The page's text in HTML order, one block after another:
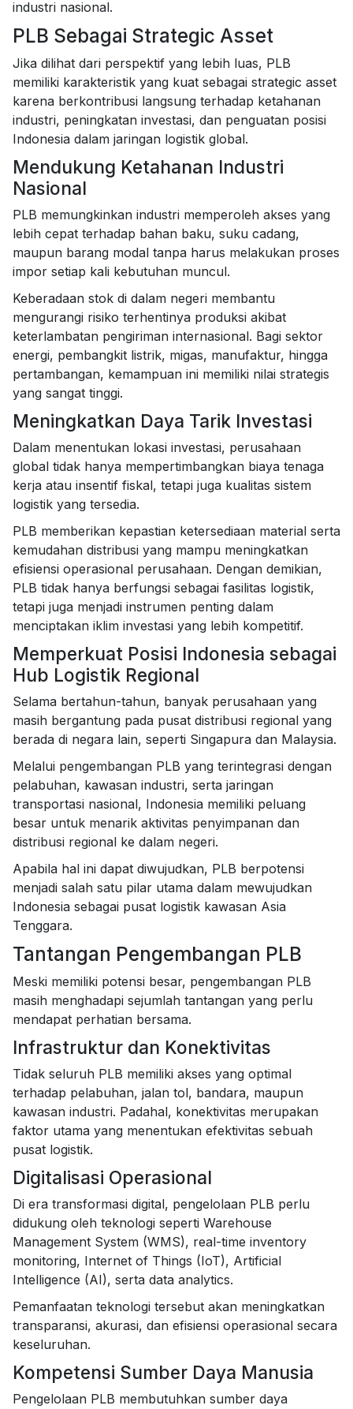
industri nasional.
PLB Sebagai Strategic Asset
Jika dilihat dari perspektif yang lebih luas, PLB
memiliki karakteristik yang kuat sebagai strategic asset
karena berkontribusi langsung terhadap ketahanan
industri, peningkatan investasi, dan penguatan posisi
Indonesia dalam jaringan logistik global.
Mendukung Ketahanan Industri
Nasional
PLB memungkinkan industri memperoleh akses yang
lebih cepat terhadap bahan baku, suku cadang,
maupun barang modal tanpa harus melakukan proses
impor setiap kali kebutuhan muncul.
Keberadaan stok di dalam negeri membantu
mengurangi risiko terhentinya produksi akibat
keterlambatan pengiriman internasional. Bagi sektor
energi, pembangkit listrik, migas, manufaktur, hingga
pertambangan, kemampuan ini memiliki nilai strategis
yang sangat tinggi.
Meningkatkan Daya Tarik Investasi
Dalam menentukan lokasi investasi, perusahaan
global tidak hanya mempertimbangkan biaya tenaga
kerja atau insentif fiskal, tetapi juga kualitas sistem
logistik yang tersedia.
PLB memberikan kepastian ketersediaan material serta
kemudahan distribusi yang mampu meningkatkan
efisiensi operasional perusahaan. Dengan demikian,
PLB tidak hanya berfungsi sebagai fasilitas logistik,
tetapi juga menjadi instrumen penting dalam
menciptakan iklim investasi yang lebih kompetitif.
Memperkuat Posisi Indonesia sebagai
Hub Logistik Regional
Selama bertahun-tahun, banyak perusahaan yang
masih bergantung pada pusat distribusi regional yang
berada di negara lain, seperti Singapura dan Malaysia.
Melalui pengembangan PLB yang terintegrasi dengan
pelabuhan, kawasan industri, serta jaringan
transportasi nasional, Indonesia memiliki peluang
besar untuk menarik aktivitas penyimpanan dan
distribusi regional ke dalam negeri.
Apabila hal ini dapat diwujudkan, PLB berpotensi
menjadi salah satu pilar utama dalam mewujudkan
Indonesia sebagai pusat logistik kawasan Asia
Tenggara.
Tantangan Pengembangan PLB
Meski memiliki potensi besar, pengembangan PLB
masih menghadapi sejumlah tantangan yang perlu
mendapat perhatian bersama.
Infrastruktur dan Konektivitas
Tidak seluruh PLB memiliki akses yang optimal
terhadap pelabuhan, jalan tol, bandara, maupun
kawasan industri. Padahal, konektivitas merupakan
faktor utama yang menentukan efektivitas sebuah
pusat logistik.
Digitalisasi Operasional
Di era transformasi digital, pengelolaan PLB perlu
didukung oleh teknologi seperti Warehouse
Management System (WMS), real-time inventory
monitoring, Internet of Things (IoT), Artificial
Intelligence (AI), serta data analytics.
Pemanfaatan teknologi tersebut akan meningkatkan
transparansi, akurasi, dan efisiensi operasional secara
keseluruhan.
Kompetensi Sumber Daya Manusia
Pengelolaan PLB membutuhkan sumber daya